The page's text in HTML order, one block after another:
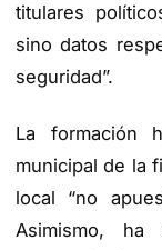
titulares
sino datos
seguridad”.
La formación
municipal de la
local “no
Asimismo,